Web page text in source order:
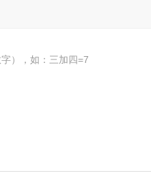
），如：三加四=7